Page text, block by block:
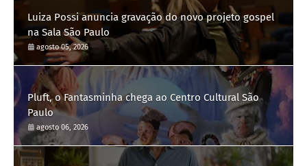
Luiza Possi anuncia gravação do novo projeto gospel
na Sala São Paulo
agosto 05, 2026
Pluft, o Fantasminha chega ao Centro Cultural São
Paulo
agosto 06, 2026